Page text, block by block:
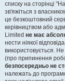
списку на сторінці
зв'яжіться з
це безкоштовний
керівництвом або
Limited не має
нести ніякої
використовується.
(про припинення
безпосередньо не
належать до